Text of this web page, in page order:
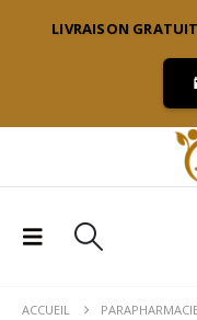
LIVRAISON
ACCUEIL